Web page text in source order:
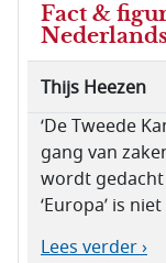
Fact &
Thijs Heezen
‘De Tweede
gang van
wordt
‘Europa’ is
Lees verder ›